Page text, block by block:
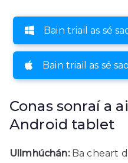
Bain triail as sé
Bain triail as sé
Conas sonraí a
Android tablet
Ullmhúchán:Ba cheart